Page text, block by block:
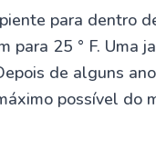
para dentro
para 25 ° F.
de alguns
possível do